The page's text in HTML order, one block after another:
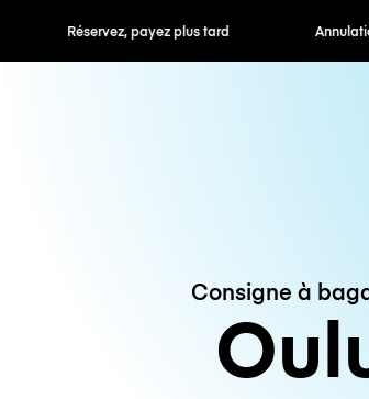
Réservez, payez plus tard Annulation gratuite
Consigne à